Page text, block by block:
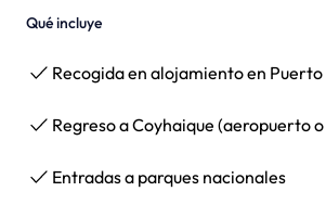
Qué incluye
Recogida en alojamiento en
Regreso a Coyhaique (aeropuerto
Entradas a parques nacionales